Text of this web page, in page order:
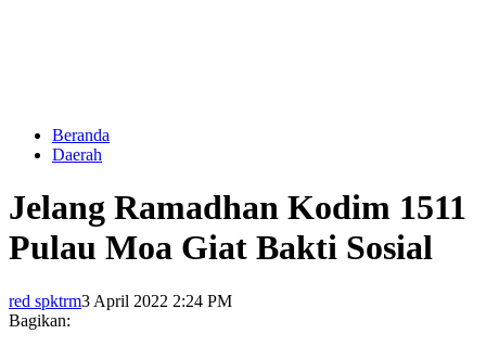
Beranda
Daerah
Jelang Ramadhan Kodim 1511
Pulau Moa Giat Bakti Sosial
red spktrm3 April 2022 2:24 PM
Bagikan: